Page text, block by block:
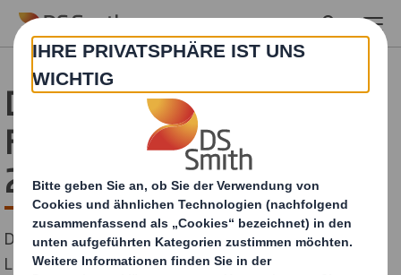
Skip to main content
DS Smith auf der K5
Future Retail Conference
2018
Die K5 Future Retail Conference ist die
Leitveranstaltung für den HANDEL VON MORGEN und